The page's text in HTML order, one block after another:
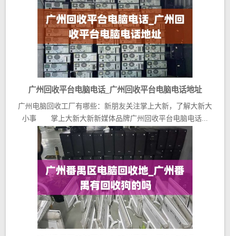
广州回收平台电脑电话_广州回收平台电脑电话地址
广州电脑回收工厂有哪些：新朋友关注掌上大新，了解大新大
小事 掌上大新大新新媒体品牌广州回收平台电脑电话...